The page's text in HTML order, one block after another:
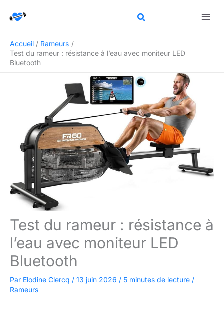
Accueil
Rameurs
Test du rameur : résistance à l’eau avec moniteur LED
Bluetooth
Test du rameur : résistance à
l’eau avec moniteur LED
Bluetooth
Par Elodine Clercq / 13 juin 2026 / 5 minutes de lecture /
Rameurs